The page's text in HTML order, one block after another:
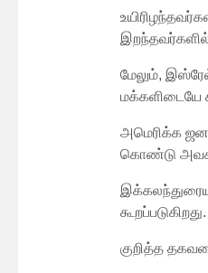
இறந்தவர்களில்
மேலும்,
மக்களிடையே
அமெரிக்க
கொண்டு
கூறப்படுகிறது.
குறித்த